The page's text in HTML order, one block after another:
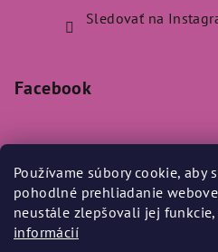
Používame súbory cookie, aby
pohodlné prehliadanie
neustále zlepšovali jej
informácií
Sledovať na
Facebook
Prijímame online platby